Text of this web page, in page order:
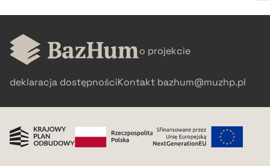
CZYSTY TEKST
pobierz cytat
BIBTEX
o projekcie
deklaracja dostępnościKontakt bazhum@muzhp.pl